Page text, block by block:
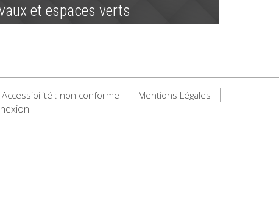
et espaces verts
Accessibilité : non conforme
Mentions Légales